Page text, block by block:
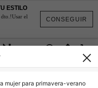
CONSEGUIR
ESTILO
dto.!Usar el
mujer para primavera-verano